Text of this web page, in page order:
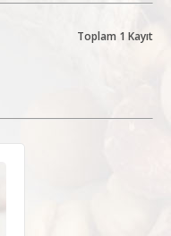
Toplam 1 Kayıt